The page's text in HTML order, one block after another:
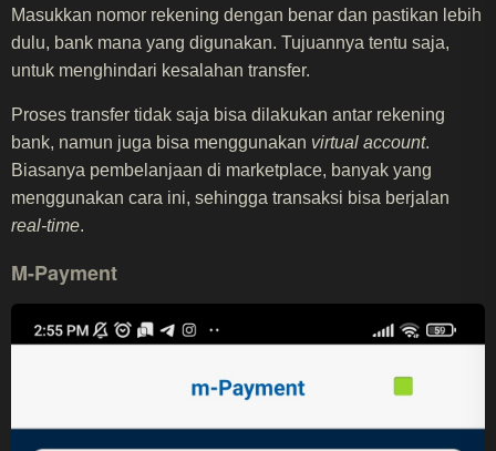
Masukkan nomor rekening dengan benar dan pastikan lebih
dulu, bank mana yang digunakan. Tujuannya tentu saja,
untuk menghindari kesalahan transfer.
Proses transfer tidak saja bisa dilakukan antar rekening
bank, namun juga bisa menggunakan virtual account.
Biasanya pembelanjaan di marketplace, banyak yang
menggunakan cara ini, sehingga transaksi bisa berjalan
real-time.
M-Payment